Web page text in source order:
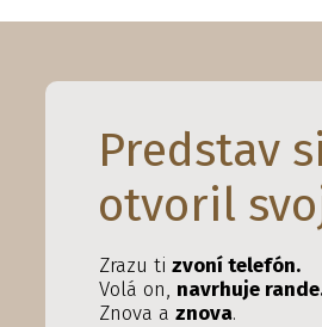
Predstav
otvoril
Zrazu ti zvoní telefón.
Volá on, navrhuje
Znova a znova.